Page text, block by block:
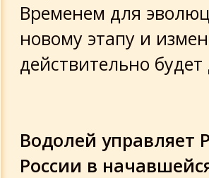
Временем для
новому этапу и
действительно
Водолей управляет
России в